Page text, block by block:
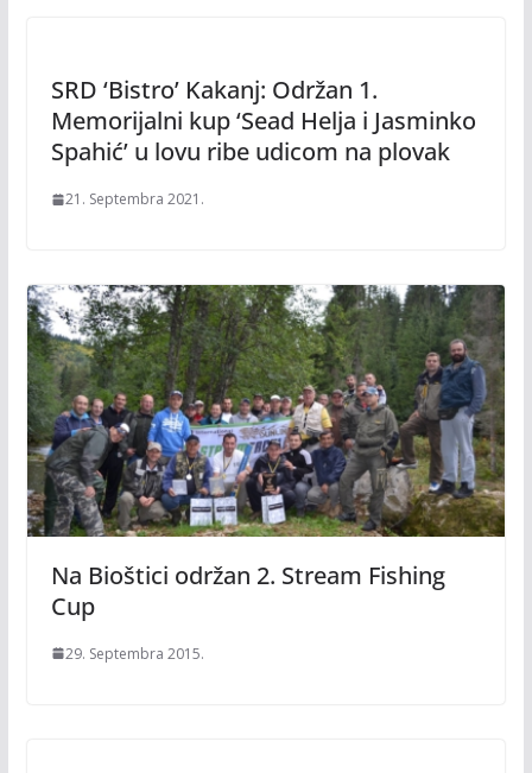
SRD ‘Bistro’ Kakanj: Održan 1.
Memorijalni kup ‘Sead Helja i Jasminko
Spahić’ u lovu ribe udicom na plovak
21. Septembra 2021.
Na Bioštici održan 2. Stream Fishing
Cup
29. Septembra 2015.